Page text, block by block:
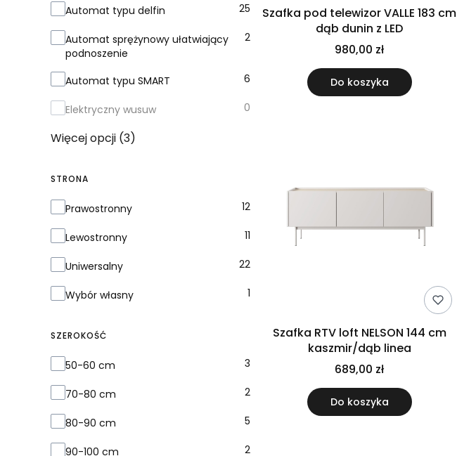
Automat typu delfin 25
Automat sprężynowy ułatwiający
podnoszenie
2
Automat typu SMART 6
Elektryczny wusuw 0
Więcej opcji (3)
STRONA
Strona
Prawostronny 12
Lewostronny 11
Uniwersalny 22
Wybór własny 1
SZEROKOŚĆ
Szerokość
50-60 cm 3
70-80 cm 2
80-90 cm 5
90-100 cm 2
Szafka pod telewizor VALLE 183 cm
dąb dunin z LED
980,00 zł
Do koszyka
Szafka RTV loft NELSON 144 cm
kaszmir/dąb linea
689,00 zł
Do koszyka